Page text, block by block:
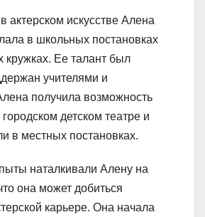
актерском искусстве Алена
в школьных постановках
кружках. Ее талант был
учителями и
получила возможность
детском театре и
в местных постановках.
наталкивали Алену на
она может добиться
карьере. Она начала